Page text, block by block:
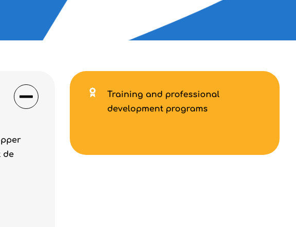
de
Training and professional
development programs